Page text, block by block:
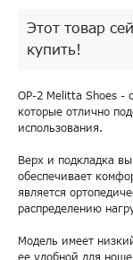
Этот товар
купить!
ОР-2 Melitta Shoes -
которые отлично
использования.
Верх и подкладка
обеспечивает
является
распределению
Модель имеет